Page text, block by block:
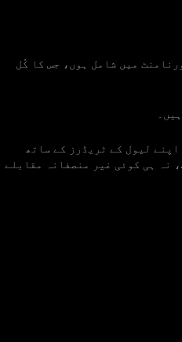
ٹورنامنٹ میں شامل ہوں، جس کا کُل
لیول کے ٹریڈرز کے ساتھ
نہ ہی کوئی غیر منصفانہ مقابلے